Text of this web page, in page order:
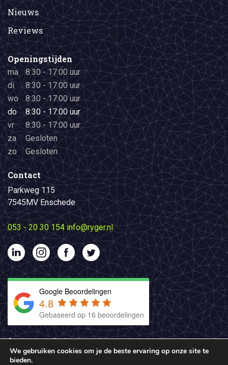
Nieuws
Reviews
Openingstijden
ma
8:30 - 17:00 uur
di
8:30 - 17:00 uur
wo
8:30 - 17:00 uur
do
8:30 - 17:00 uur
vr
8:30 - 17:00 uur
za
Gesloten
zo
Gesloten
Contact
Parkweg 115
7545MV Enschede
053 - 20 30 154info@ryger.nl
Google Beoordelingen
4.8
Gebaseerd op 16 beoordelingen
© 2026 Ryger. All rights reserved
Privacyverklaring
We gebruiken cookies om je de beste ervaring op onze site te
bieden.